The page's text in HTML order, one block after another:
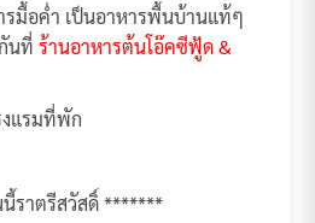
รมื้อค่ำ เป็นอาหารพื้นบ้านแท้ๆ
นที่ ร้านอาหารต้นโอ๊คซีฟู้ด &
แรมที่พัก
ราตรีสวัสดิ์ *******